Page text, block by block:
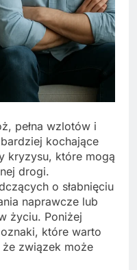
pełna wzlotów i
kochające
kryzysu, które mogą
drogi.
o słabnięciu
naprawcze lub
życiu. Poniżej
które warto
związek może